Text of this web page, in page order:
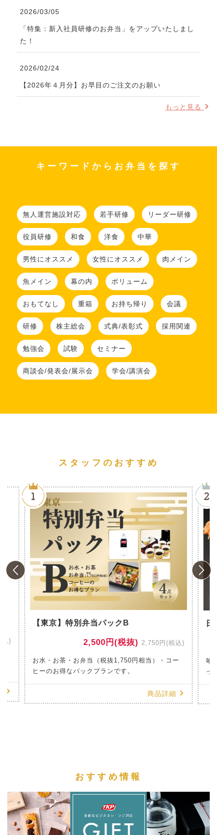
2026/03/05
「特集：新入社員研修のお弁当」をアップいたしまし
た！
2026/02/24
【2026年４月分】お早目のご注文のお願い
もっと見る
キーワードからお弁当を探す
無人運営施設対応 若手研修 リーダー研修
役員研修 和食 洋食 中華
男性にオススメ 女性にオススメ 肉メイン
魚メイン 幕の内 ボリューム
おもてなし 重箱 お持ち帰り 会議
研修 株主総会 式典/表彰式 採用関連
勉強会 試験 セミナー
商談会/発表会/展示会 学会/講演会
スタッフのおすすめ
込)
【東京】特別弁当パックB
2,500円(税抜) 2,750円(税込)
お水・お茶・お弁当（税抜1,750円相当）・コー
ヒーのお得なパックプランです。
商品詳細
毎
っ
おすすめ情報